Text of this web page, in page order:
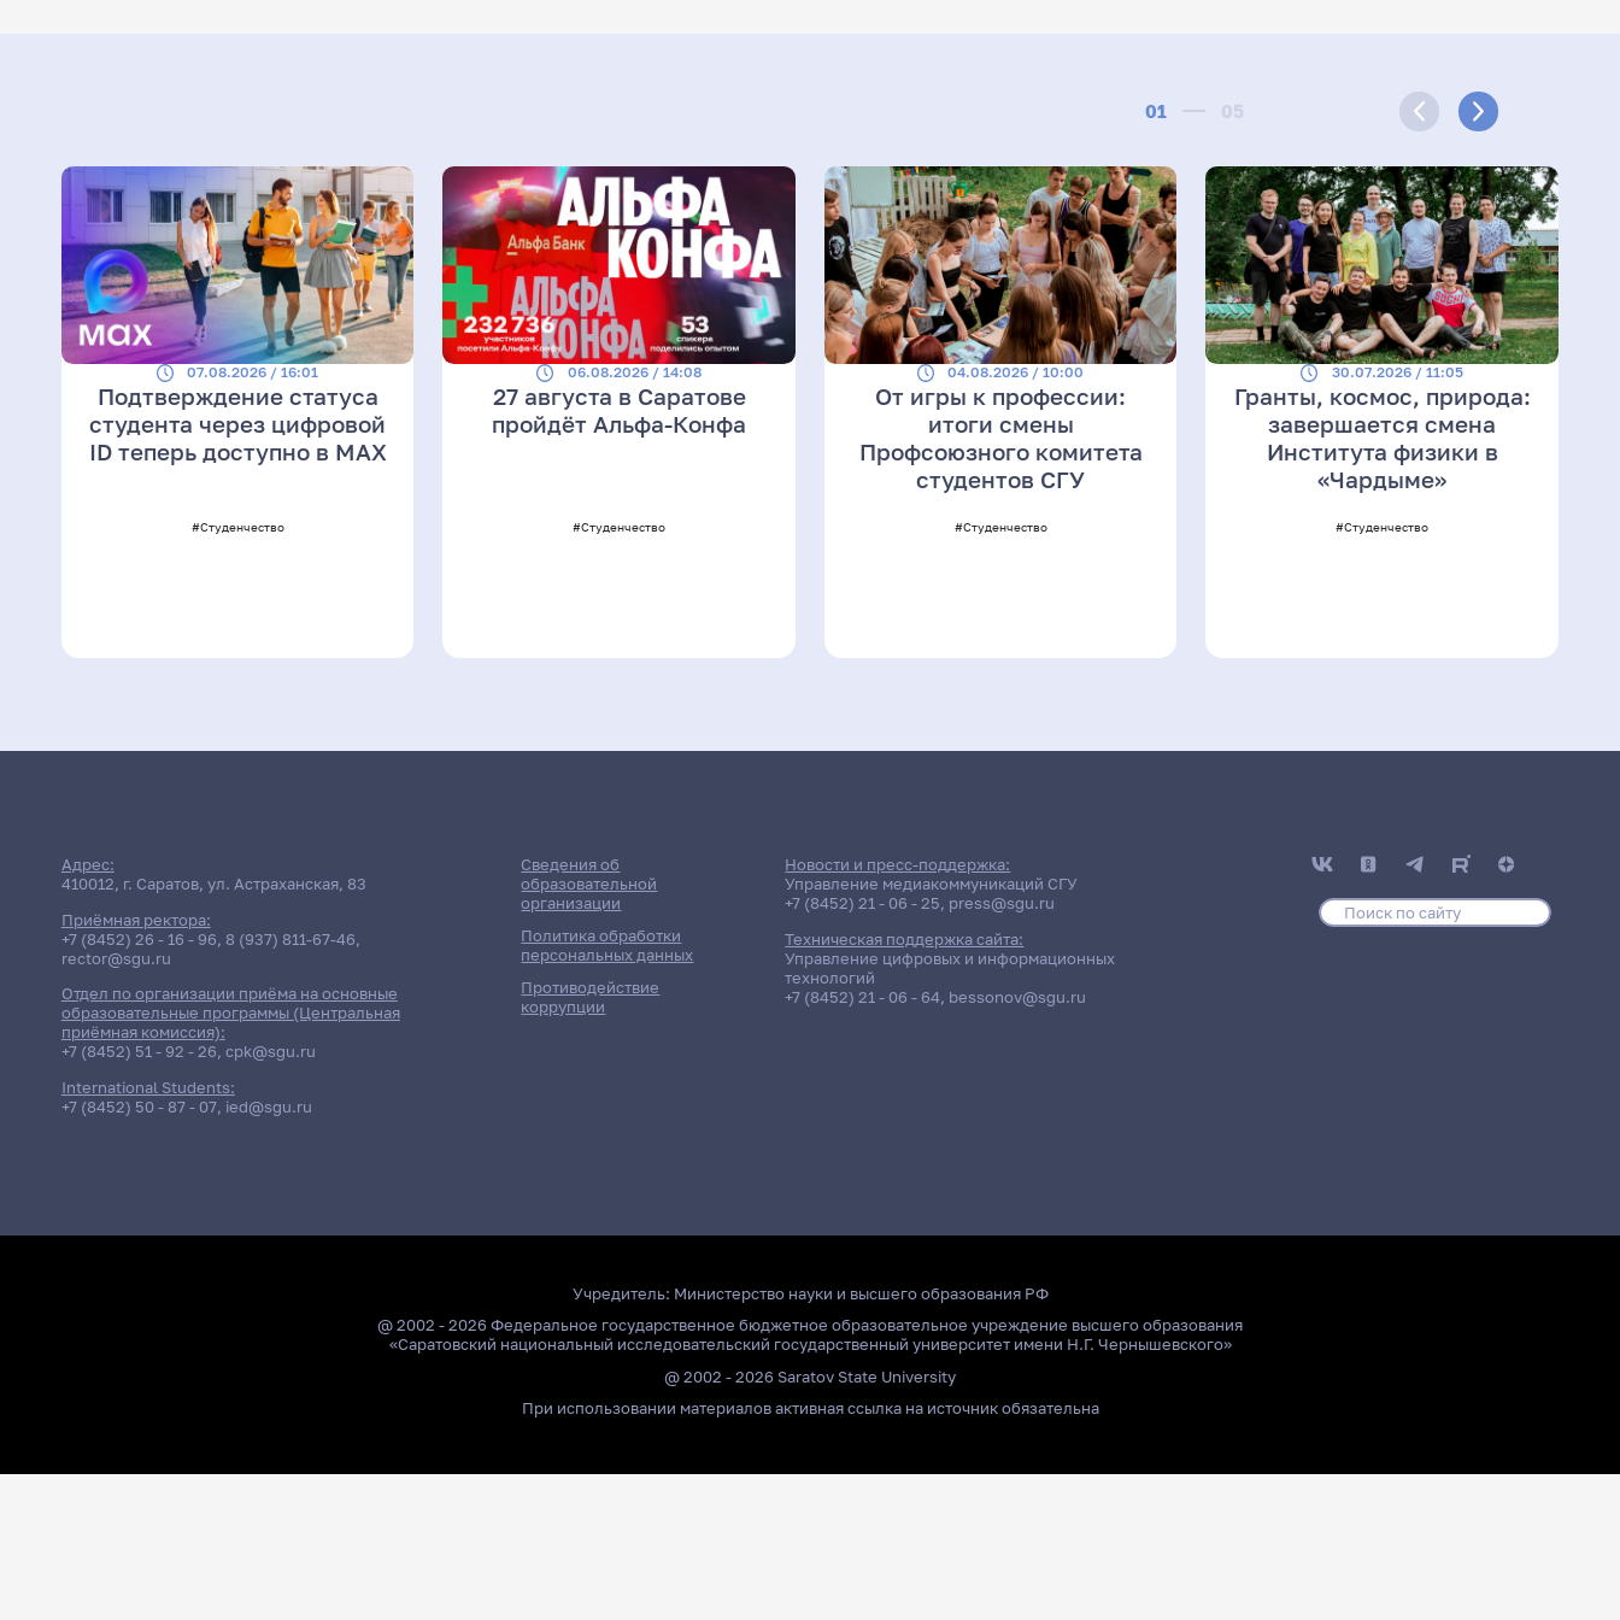
01 05
07.08.2026 / 16:01
Подтверждение статуса
студента через цифровой
ID теперь доступно в МАХ
#Студенчество
06.08.2026 / 14:08
27 августа в Саратове
пройдёт Альфа-Конфа
#Студенчество
04.08.2026 / 10:00
От игры к профессии:
итоги смены
Профсоюзного комитета
студентов СГУ
#Студенчество
30.07.2026 / 11:05
Гранты, космос, природа:
завершается смена
Института физики в
«Чардыме»
#Студенчество
Адрес:
410012, г. Саратов, ул. Астраханская, 83
Приёмная ректора:
+7 (8452) 26 - 16 - 96, 8 (937) 811-67-46,
rector@sgu.ru
Отдел по организации приёма на основные
образовательные программы (Центральная
приёмная комиссия):
+7 (8452) 51 - 92 - 26, cpk@sgu.ru
International Students:
+7 (8452) 50 - 87 - 07, ied@sgu.ru
Сведения об
образовательной
организации
Политика обработки
персональных данных
Противодействие
коррупции
Новости и пресс-поддержка:
Управление медиакоммуникаций СГУ
+7 (8452) 21 - 06 - 25, press@sgu.ru
Техническая поддержка сайта:
Управление цифровых и информационных
технологий
+7 (8452) 21 - 06 - 64, bessonov@sgu.ru
Учредитель: Министерство науки и высшего образования РФ
@ 2002 - 2026 Федеральное государственное бюджетное образовательное учреждение высшего образования
«Саратовский национальный исследовательский государственный университет имени Н.Г. Чернышевского»
@ 2002 - 2026 Saratov State University
При использовании материалов активная ссылка на источник обязательна